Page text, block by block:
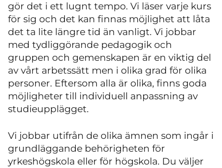
gör det i ett lugnt tempo. Vi läser varje kurs
för sig och det kan finnas möjlighet att låta
det ta lite längre tid än vanligt. Vi jobbar
med tydliggörande pedagogik och
gruppen och gemenskapen är en viktig del
av vårt arbetssätt men i olika grad för olika
personer. Eftersom alla är olika, finns goda
möjligheter till individuell anpassning av
studieupplägget.
Vi jobbar utifrån de olika ämnen som ingår i
grundläggande behörigheten för
yrkeshögskola eller för högskola. Du väljer